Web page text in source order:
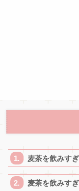
麦茶を飲みす
麦茶を飲みす